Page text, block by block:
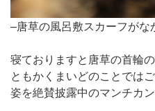
–唐草の風呂敷スカーフが
寝ておりますと唐草の首輪
ともかくまいどのことでは
姿を絶賛披露中のマンチカ